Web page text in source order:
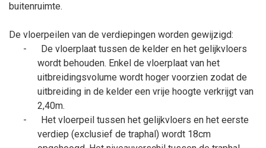
buitenruimte.
De vloerpeilen van de verdiepingen worden gewijzigd:
-
De vloerplaat tussen de kelder en het gelijkvloers
wordt behouden. Enkel de vloerplaat van het
uitbreidingsvolume wordt hoger voorzien zodat de
uitbreiding in de kelder een vrije hoogte verkrijgt van
2,40m.
-
Het vloerpeil tussen het gelijkvloers en het eerste
verdiep (exclusief de traphal) wordt 18cm